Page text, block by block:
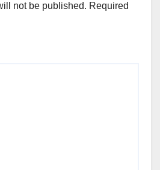
not be published. Required